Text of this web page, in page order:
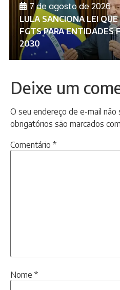
7 de agosto de 2026
LULA SANCIONA LEI
FGTS PARA ENTIDADES
2030
Deixe um
O seu endereço de e-mail não
obrigatórios são marcados com
Comentário *
Nome *